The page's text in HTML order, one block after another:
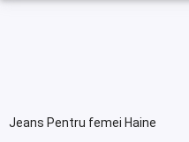
Jeans Pentru femei Haine